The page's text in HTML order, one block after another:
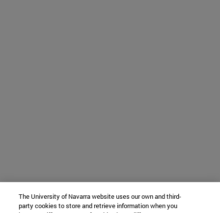
The University of Navarra website uses our own and third-
party cookies to store and retrieve information when you